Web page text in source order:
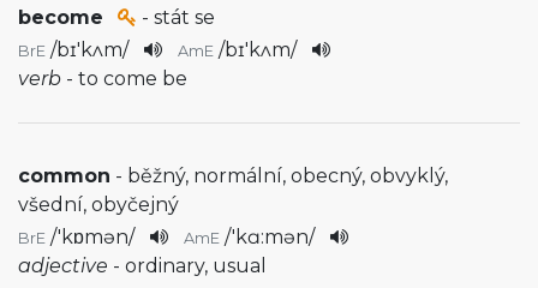
become - stát se
BrE /bɪ'kʌm/ AmE /bɪ'kʌm/
verb - to come be
common - běžný, normální, obecný, obvyklý,
všední, obyčejný
BrE /'kɒmən/ AmE /'kɑ:mən/
adjective - ordinary, usual